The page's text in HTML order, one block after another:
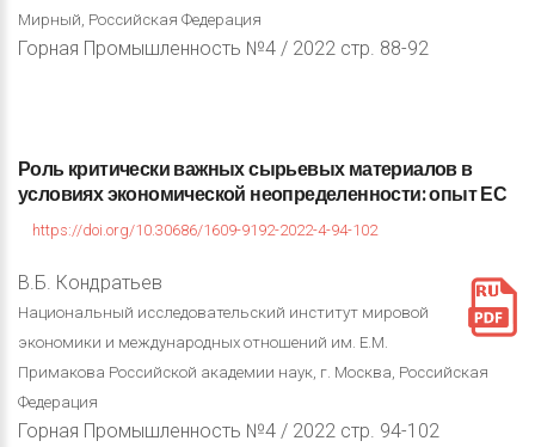
Мирный, Российская Федерация
Горная Промышленность №4 / 2022 стр. 88-92
Ролькритическиважныхсырьевыхматериаловв
условияхэкономической неопределенности:опытЕС
https://doi.org/10.30686/1609-9192-2022-4-94-102
В.Б. Кондратьев
Национальный исследовательский институт мировой
экономики и международных отношений им. Е.М.
Примакова Российской академии наук, г. Москва, Российская
Федерация
Горная Промышленность №4 / 2022 стр. 94-102